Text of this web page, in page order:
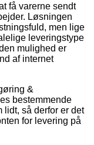
få varerne sendt
Løsningen
men lige
leveringstype
mulighed er
af internet
&
bestemmende
lidt, så derfor er det
for levering på